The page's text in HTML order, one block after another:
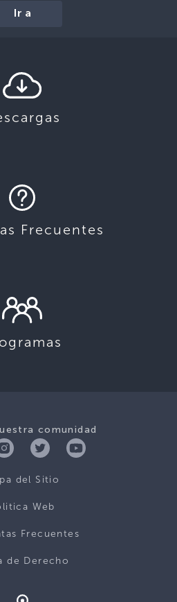
Ir a
Frecuentes
comunidad
del Sitio
Web
Frecuentes
de Derecho